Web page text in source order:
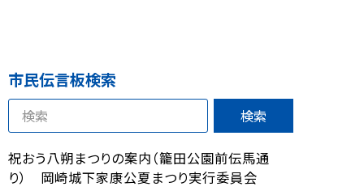
市民伝言板検索
祝おう八朔まつりの案内（籠田公園前伝馬通
り） 岡崎城下家康公夏まつり実行委員会